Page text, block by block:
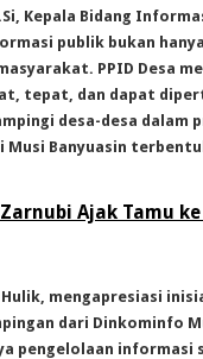
Kepala Bidang
publik bukan
PPID Desa
tepat, dan dapat
desa-desa dalam
Musi Banyuasin
Ajak Tamu
Hulik, mengapresiasi
dari Dinkominfo
pengelolaan informasi